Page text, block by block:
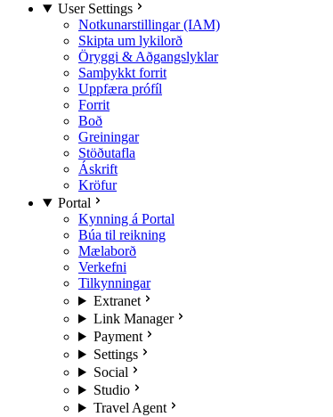
User Settings
Notkunarstillingar (IAM)
Skipta um lykilorð
Öryggi & Aðgangslyklar
Samþykkt forrit
Uppfæra prófíl
Forrit
Boð
Greiningar
Stöðutafla
Áskrift
Kröfur
Portal
Kynning á Portal
Búa til reikning
Mælaborð
Verkefni
Tilkynningar
Extranet
Link Manager
Payment
Settings
Social
Studio
Travel Agent